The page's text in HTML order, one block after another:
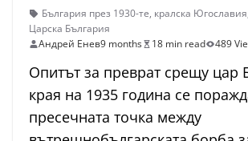
България през 1930-те, кралска Югославия
Царска България
Андрей Енев9 months 18 min read 489
Опитът за преврат срещу цар
края на 1935 година се
пресечната точка между